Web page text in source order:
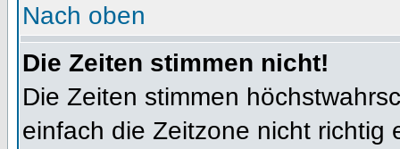
Nach oben
Die Zeiten stimmen nicht!
Die Zeiten stimmen
einfach die Zeitzone nicht richtig